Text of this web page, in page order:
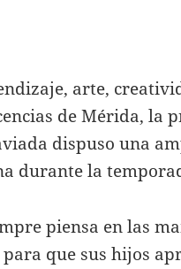
arte,
de Mérida, la
dispuso una
durante la
piensa en las
que sus hijos